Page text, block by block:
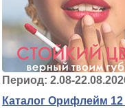
Период: 2.08-
Каталог Орифлейм 12